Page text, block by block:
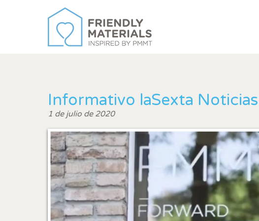
Informativo laSexta Noticias
1 de julio de 2020
Modificar
Técnicas y
Este sitio web
mejorar nuestros
instalación de las
pudiendo, si así lo
deberá tener en